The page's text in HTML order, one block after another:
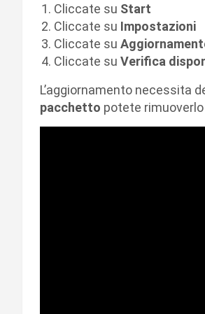
Cliccate su Start
Cliccate su Impostazioni
Cliccate su
Cliccate su Verifica
L’aggiornamento necessita
pacchetto potete